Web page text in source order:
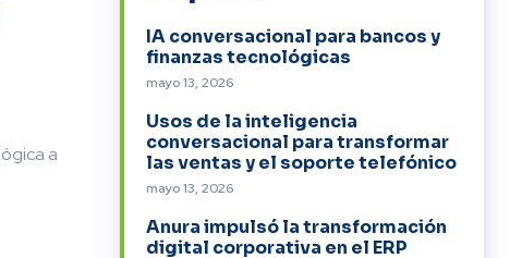
a
IA conversacional para bancos y
finanzas tecnológicas
mayo 13, 2026
Usos de la inteligencia
conversacional para transformar
las ventas y el soporte telefónico
mayo 13, 2026
Anura impulsó la transformación
digital corporativa en el ERP